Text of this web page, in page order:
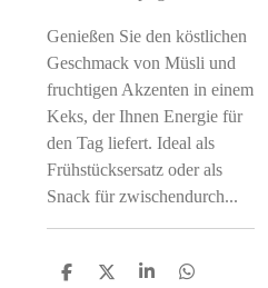
Genießen Sie den köstlichen
Geschmack von Müsli und
fruchtigen Akzenten in einem
Keks, der Ihnen Energie für
den Tag liefert. Ideal als
Frühstücksersatz oder als
Snack für zwischendurch...
S
S
S
S